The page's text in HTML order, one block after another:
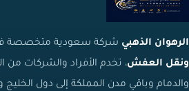
الرهوان الذهبي شركة سعودية متخصصة
ونقل العفش، تخدم الأفراد والشركات من
والدمام وباقي مدن المملكة إلى دول الخليج